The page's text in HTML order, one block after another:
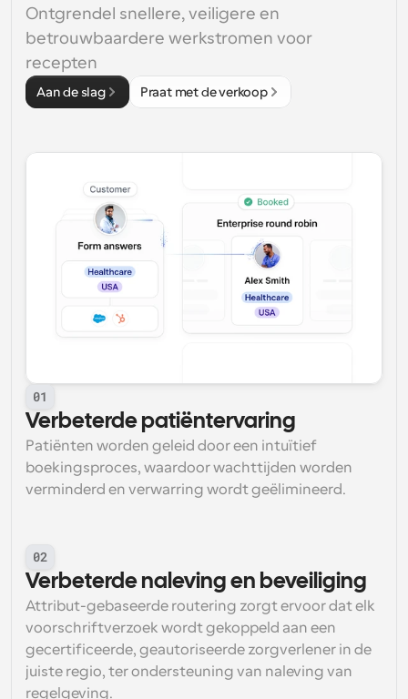
Ontgrendel snellere, veiligere en
betrouwbaardere werkstromen voor
recepten
Aan de slag Praat met de verkoop
01
Verbeterde patiëntervaring
Patiënten worden geleid door een intuïtief
boekingsproces, waardoor wachttijden worden
verminderd en verwarring wordt geëlimineerd.
02
Verbeterde naleving en beveiliging
Attribut-gebaseerde routering zorgt ervoor dat elk
voorschriftverzoek wordt gekoppeld aan een
gecertificeerde, geautoriseerde zorgverlener in de
juiste regio, ter ondersteuning van naleving van
regelgeving.